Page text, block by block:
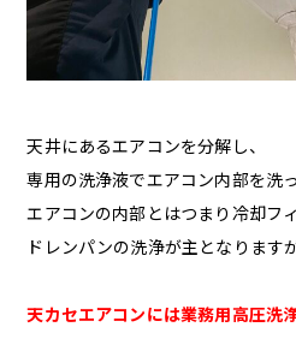
天井にあるエアコンを分解し、
専用の洗浄液でエアコン内部を洗
エアコンの内部とはつまり冷却フ
ドレンパンの洗浄が主となりますが
天カセエアコンには業務用高圧洗